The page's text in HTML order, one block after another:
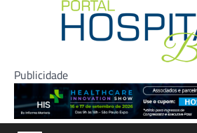
Publicidade